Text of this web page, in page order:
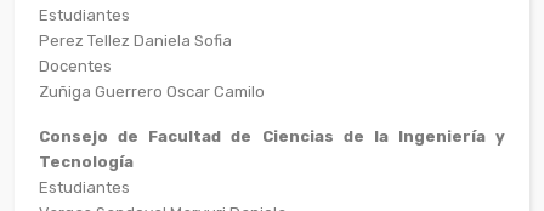
Estudiantes
Perez Tellez Daniela Sofia
Docentes
Zuñiga Guerrero Oscar Camilo
Consejo de Facultad de Ciencias de la Ingeniería y
Tecnología
Estudiantes